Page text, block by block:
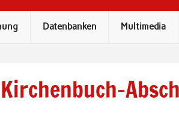
Datenbanken Multimedia
Kirchenbuch-